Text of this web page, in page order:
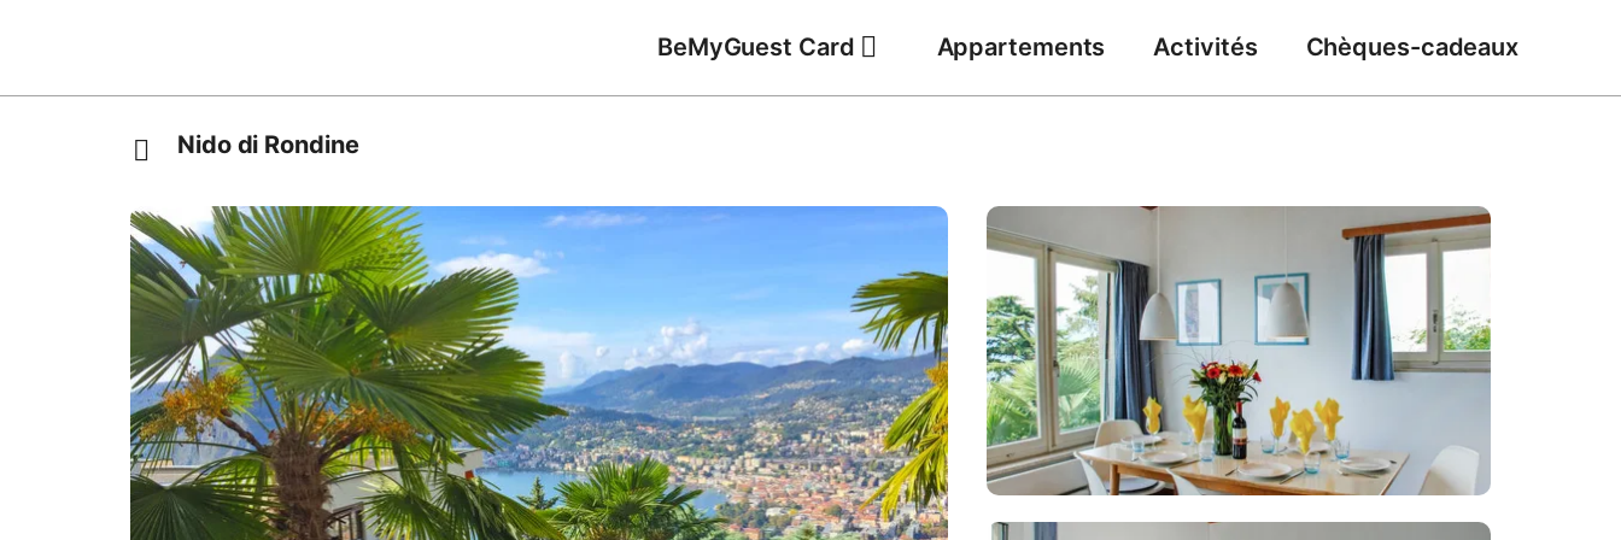
BeMyGuest Card Appartements Activités Chèques-cadeaux
Nido di Rondine